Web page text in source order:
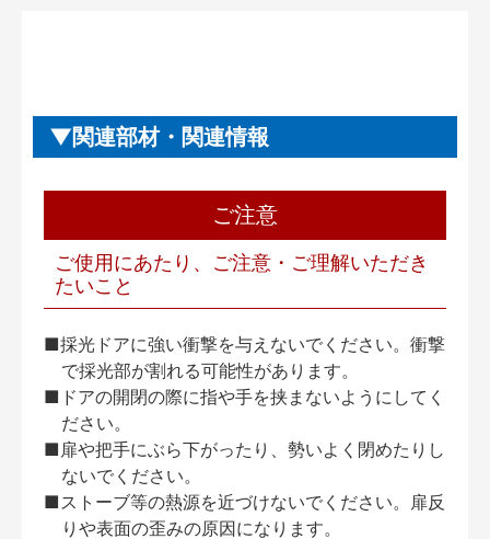
関連部材・関連情報
ご注意
ご使用にあたり、ご注意・ご理解いただき
たいこと
■採光ドアに強い衝撃を与えないでください。衝撃
で採光部が割れる可能性があります。
■ドアの開閉の際に指や手を挟まないようにしてく
ださい。
■扉や把手にぶら下がったり、勢いよく閉めたりし
ないでください。
■ストーブ等の熱源を近づけないでください。扉反
りや表面の歪みの原因になります。